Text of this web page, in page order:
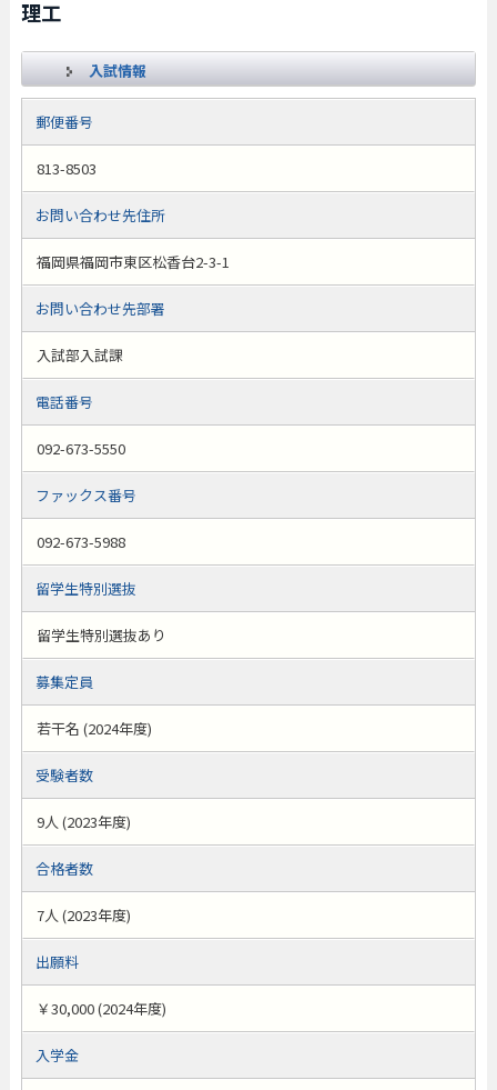
理工
入試情報
郵便番号
813-8503
お問い合わせ先住所
福岡県福岡市東区松香台2-3-1
お問い合わせ先部署
入試部入試課
電話番号
092-673-5550
ファックス番号
092-673-5988
留学生特別選抜
留学生特別選抜あり
募集定員
若干名 (2024年度)
受験者数
9人 (2023年度)
合格者数
7人 (2023年度)
出願料
￥30,000 (2024年度)
入学金